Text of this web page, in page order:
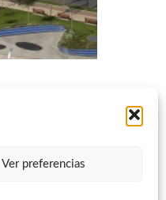
Ver preferencias